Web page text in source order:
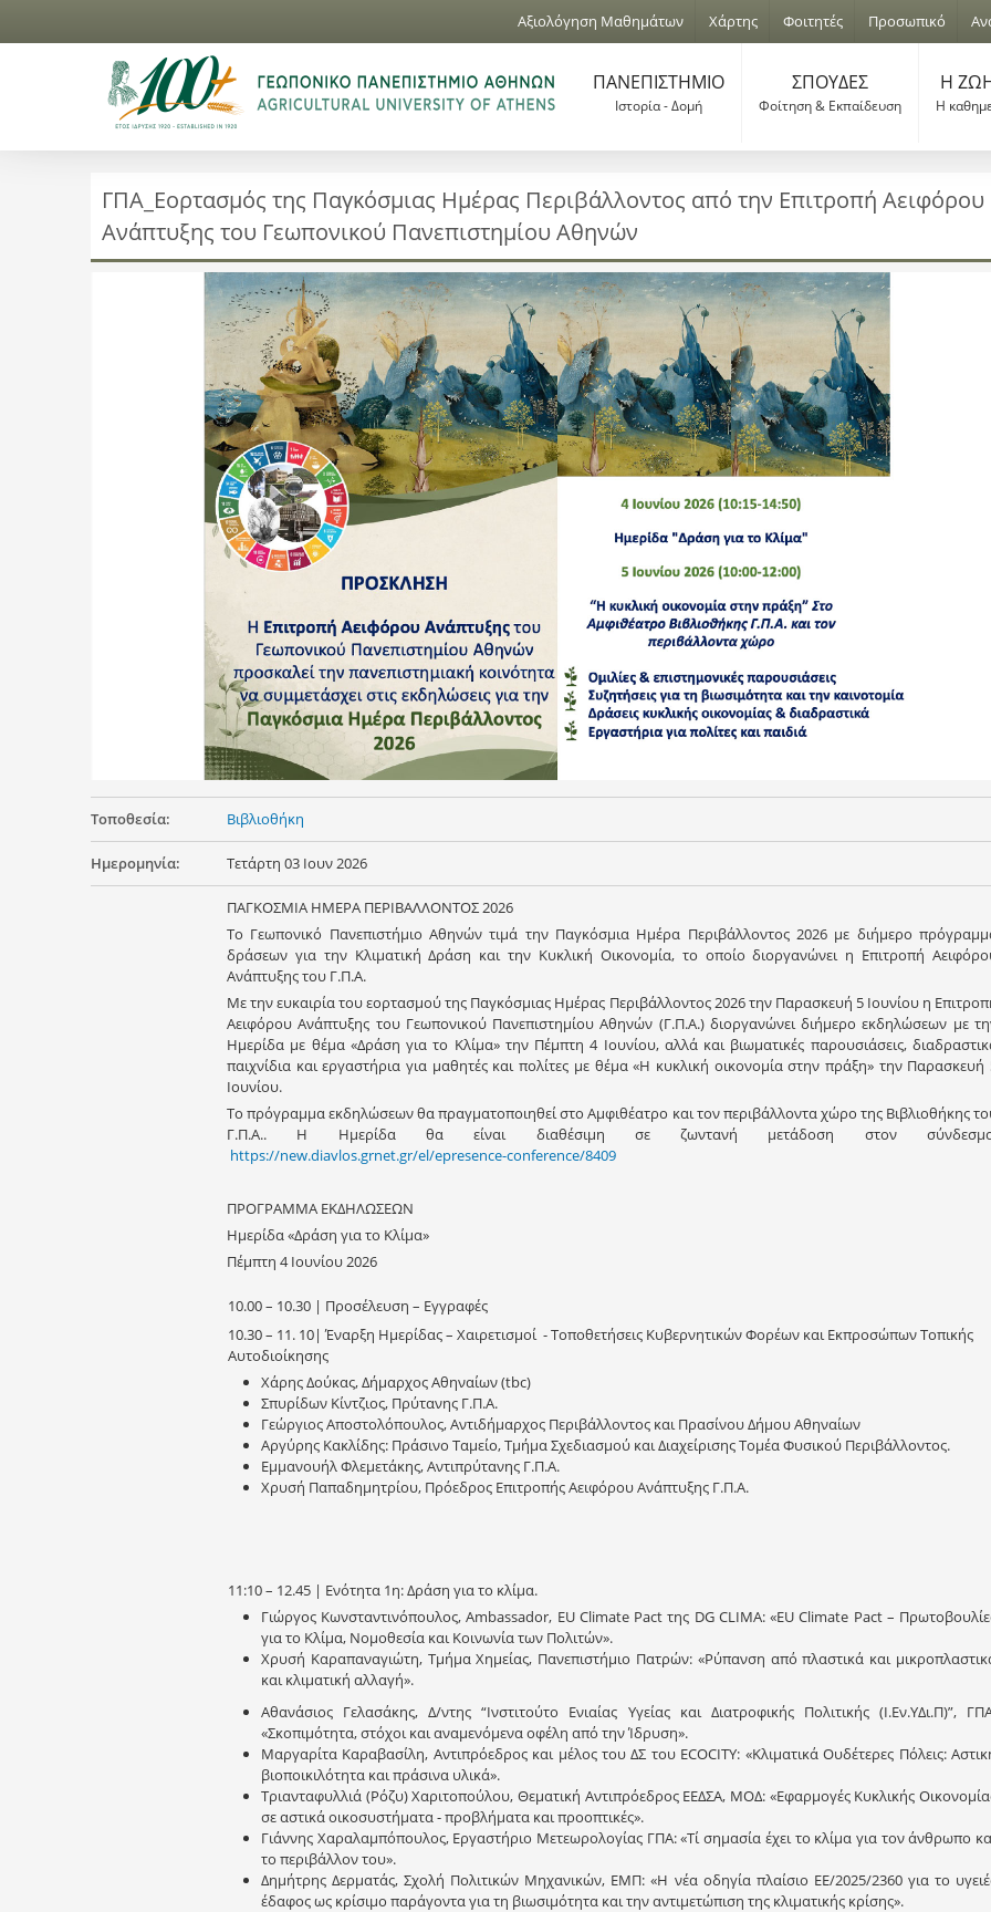
Jump to navigation
Αξιολόγηση Μαθημάτων Χάρτης Φοιτητές Προσωπικό
ΠΑΝΕΠΙΣΤΗΜΙΟ
Ιστορία - Δομή
ΣΠΟΥΔΕΣ
Φοίτηση & Εκπαίδευση
Η
Η
ΓΠΑ_Εορτασμός της Παγκόσμιας Ημέρας Περιβάλλοντος από την Επιτροπή Αειφόρου
Ανάπτυξης του Γεωπονικού Πανεπιστημίου Αθηνών
Τοποθεσία: Βιβλιοθήκη
Ημερομηνία: Τετάρτη 03 Ιουν 2026
ΠΑΓΚΟΣΜΙΑ ΗΜΕΡΑ ΠΕΡΙΒΑΛΛΟΝΤΟΣ 2026
Το Γεωπονικό Πανεπιστήμιο Αθηνών τιμά την Παγκόσμια Ημέρα Περιβάλλοντος 2026 με διήμερο
δράσεων για την Κλιματική Δράση και την Κυκλική Οικονομία, το οποίο διοργανώνει η Επιτροπή
Ανάπτυξης του Γ.Π.Α.
Με την ευκαιρία του εορτασμού της Παγκόσμιας Ημέρας Περιβάλλοντος 2026 την Παρασκευή 5 Ιουνίου η
Αειφόρου Ανάπτυξης του Γεωπονικού Πανεπιστημίου Αθηνών (Γ.Π.Α.) διοργανώνει διήμερο εκδηλώσεων με
Ημερίδα με θέμα «Δράση για το Κλίμα» την Πέμπτη 4 Ιουνίου, αλλά και βιωματικές παρουσιάσεις,
παιχνίδια και εργαστήρια για μαθητές και πολίτες με θέμα «Η κυκλική οικονομία στην πράξη» την Παρασκευή
Ιουνίου.
Το πρόγραμμα εκδηλώσεων θα πραγματοποιηθεί στο Αμφιθέατρο και τον περιβάλλοντα χώρο της Βιβλιοθήκης
Γ.Π.Α.. Η Ημερίδα θα είναι διαθέσιμη σε ζωντανή μετάδοση στον
https://new.diavlos.grnet.gr/el/epresence-conference/8409
ΠΡΟΓΡΑΜΜΑ ΕΚΔΗΛΩΣΕΩΝ
Ημερίδα «Δράση για το Κλίμα»
Πέμπτη 4 Ιουνίου 2026
10.00 – 10.30 | Προσέλευση – Εγγραφές
10.30 – 11. 10| Έναρξη Ημερίδας – Χαιρετισμοί - Τοποθετήσεις Κυβερνητικών Φορέων και Εκπροσώπων Τοπικής
Αυτοδιοίκησης
Χάρης Δούκας, Δήμαρχος Αθηναίων (tbc)
Σπυρίδων Κίντζιος, Πρύτανης Γ.Π.Α.
Γεώργιος Αποστολόπουλος, Αντιδήμαρχος Περιβάλλοντος και Πρασίνου Δήμου Αθηναίων
Αργύρης Κακλίδης: Πράσινο Ταμείο, Τμήμα Σχεδιασμού και Διαχείρισης Τομέα Φυσικού Περιβάλλοντος.
Εμμανουήλ Φλεμετάκης, Αντιπρύτανης Γ.Π.Α.
Χρυσή Παπαδημητρίου, Πρόεδρος Επιτροπής Αειφόρου Ανάπτυξης Γ.Π.Α.
11:10 – 12.45 | Ενότητα 1η: Δράση για το κλίμα.
Γιώργος Κωνσταντινόπουλος, Ambassador, EU Climate Pact της DG CLIMA: «EU Climate Pact –
για το Κλίμα, Νομοθεσία και Κοινωνία των Πολιτών».
Χρυσή Καραπαναγιώτη, Τμήμα Χημείας, Πανεπιστήμιο Πατρών: «Ρύπανση από πλαστικά και
και κλιματική αλλαγή».
Αθανάσιος Γελασάκης, Δ/ντης “Ινστιτούτο Ενιαίας Υγείας και Διατροφικής Πολιτικής (Ι.Εν.ΥΔι.Π)”,
«Σκοπιμότητα, στόχοι και αναμενόμενα οφέλη από την Ίδρυση».
Μαργαρίτα Καραβασίλη, Αντιπρόεδρος και μέλος του ΔΣ του ECOCITY: «Κλιματικά Ουδέτερες Πόλεις:
βιοποικιλότητα και πράσινα υλικά».
Τριανταφυλλιά (Ρόζυ) Χαριτοπούλου, Θεματική Αντιπρόεδρος ΕΕΔΣΑ, ΜΟΔ: «Εφαρμογές Κυκλικής
σε αστικά οικοσυστήματα - προβλήματα και προοπτικές».
Γιάννης Χαραλαμπόπουλος, Εργαστήριο Μετεωρολογίας ΓΠΑ: «Τί σημασία έχει το κλίμα για τον άνθρωπο
το περιβάλλον του».
Δημήτρης Δερματάς, Σχολή Πολιτικών Μηχανικών, ΕΜΠ: «Η νέα οδηγία πλαίσιο ΕΕ/2025/2360 για το
έδαφος ως κρίσιμο παράγοντα για τη βιωσιμότητα και την αντιμετώπιση της κλιματικής κρίσης».